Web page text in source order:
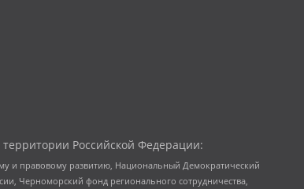
Российской Федерации:
и правовому развитию, Национальный Демократический
Черноморский фонд регионального сотрудничества,